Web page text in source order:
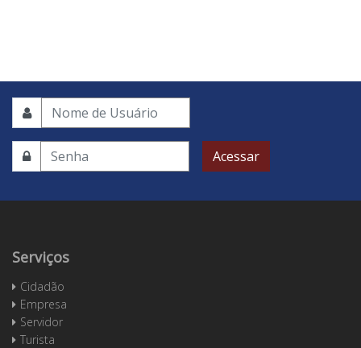
Acessar
Serviços
Cidadão
Empresa
Servidor
Turista